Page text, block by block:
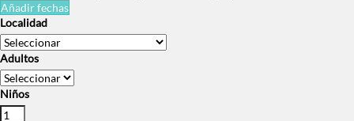
Añadir fechas
Localidad
Adultos
Niños